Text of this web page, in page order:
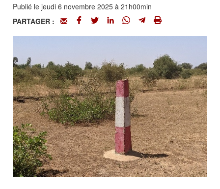
Publié le jeudi 6 novembre 2025 à 21h00min
PARTAGER :